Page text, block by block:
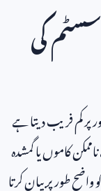
کی
پر کم فریب دیتا ہے
کاموں یا گمشدہ
طور پر بیان کرتا